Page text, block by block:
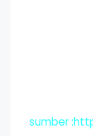
sumber